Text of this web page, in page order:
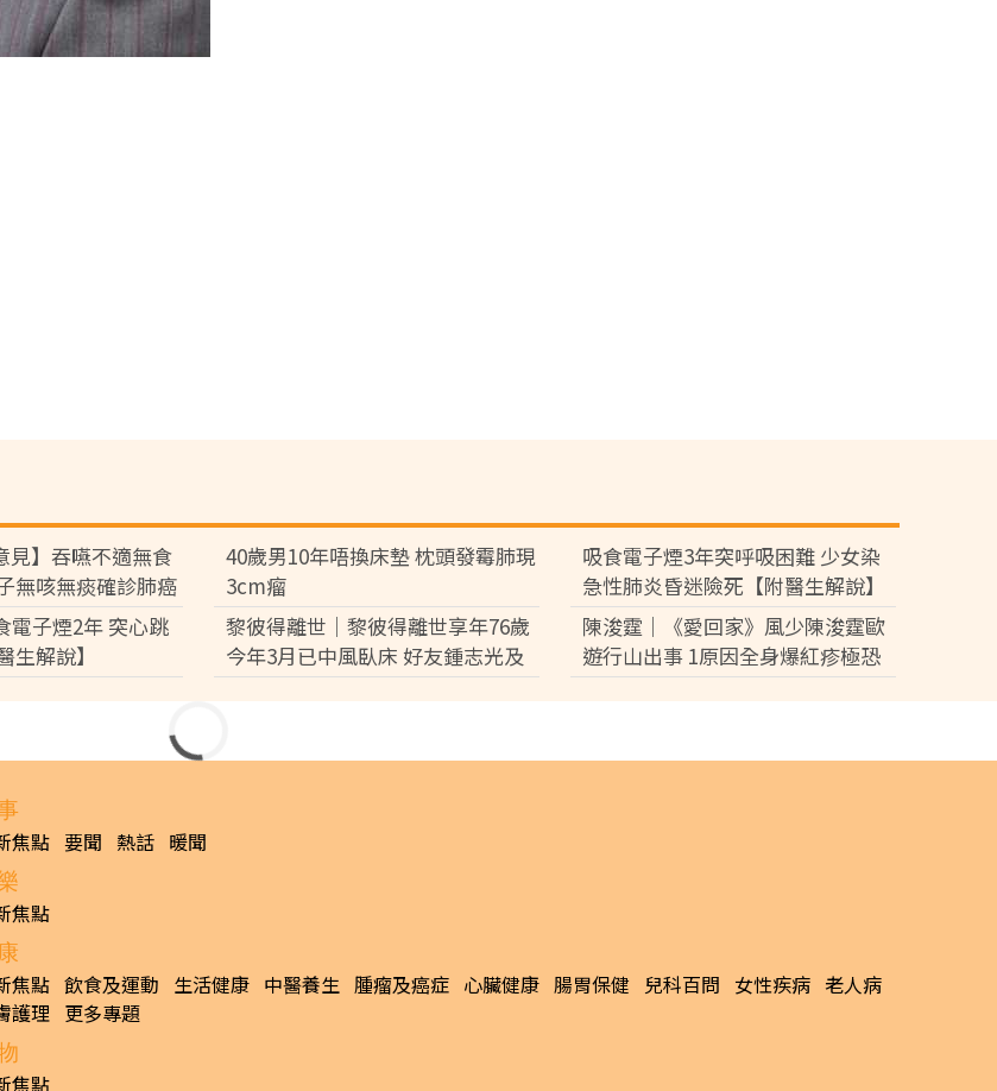
見】吞嚥不適無食
無咳無痰確診肺癌
40歲男10年唔換床墊 枕頭發霉肺現
3cm瘤
吸食電子煙3年突呼吸困難 少女染
急性肺炎昏迷險死【附醫生解說】
電子煙2年 突心跳
生解說】
黎彼得離世｜黎彼得離世享年76歲
今年3月已中風臥床 好友鍾志光及
盧宛茵透露黎彼得最後時光
陳浚霆｜《愛回家》風少陳浚霆歐
遊行山出事 1原因全身爆紅疹極恐
怖 險「毀容」急回港求醫【附皮膚
背操」 一星期改善
善寒背
發佈時間: 2026/08/03
場人與「低頭族」的生活常態。不良姿勢不僅容易引發肩
等體態問題，在視覺上增添厚重肉感，影響整體精神面